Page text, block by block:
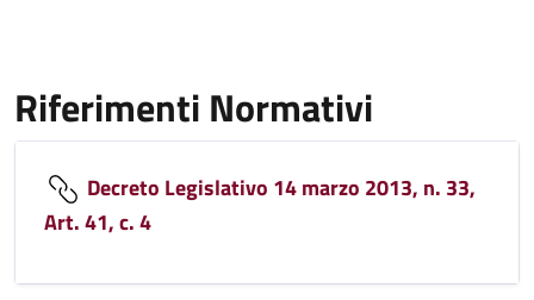
Riferimenti Normativi
Decreto Legislativo 14 marzo 2013, n. 33,
Art. 41, c. 4